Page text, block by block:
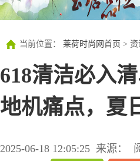
当前位置： 莱荷时尚网首页 > 资
618清洁必入
地机痛点，夏
2025-06-18 12:05:25 来源：